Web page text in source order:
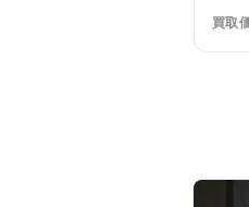
買取